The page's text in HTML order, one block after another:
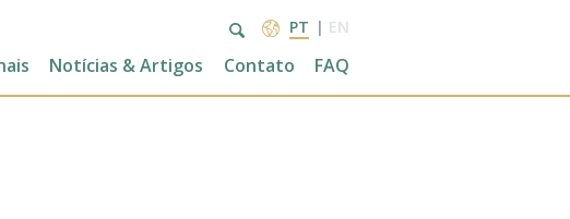
Notícias & Artigos Contato FAQ
PT EN